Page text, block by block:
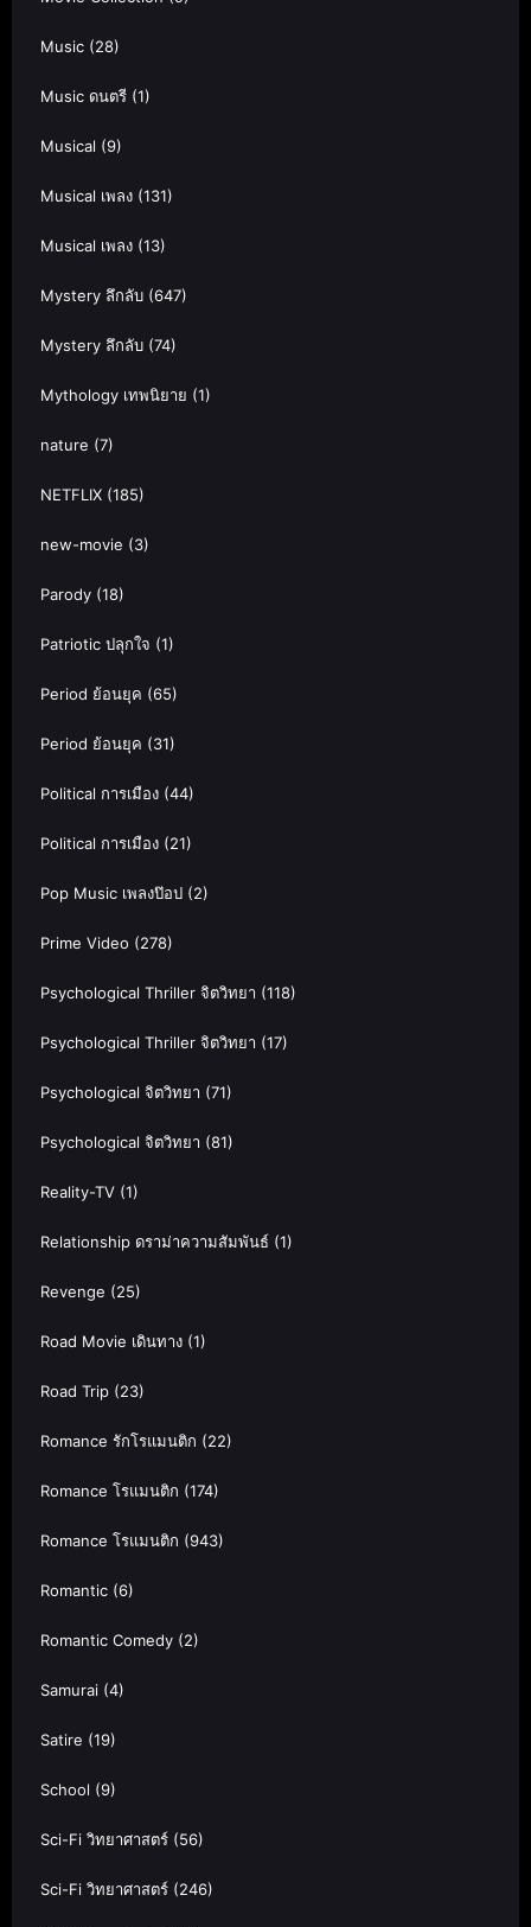
Music (28)
Music ดนตรี (1)
Musical (9)
Musical เพลง (131)
Musical เพลง (13)
Mystery ลึกลับ (647)
Mystery ลึกลับ (74)
Mythology เทพนิยาย (1)
nature (7)
NETFLIX (185)
new-movie (3)
Parody (18)
Patriotic ปลุกใจ (1)
Period ย้อนยุค (65)
Period ย้อนยุค (31)
Political การเมือง (44)
Political การเมือง (21)
Pop Music เพลงป๊อป (2)
Prime Video (278)
Psychological Thriller จิตวิทยา (118)
Psychological Thriller จิตวิทยา (17)
Psychological จิตวิทยา (71)
Psychological จิตวิทยา (81)
Reality-TV (1)
Relationship ดราม่าความสัมพันธ์ (1)
Revenge (25)
Road Movie เดินทาง (1)
Road Trip (23)
Romance รักโรแมนติก (22)
Romance โรแมนติก (174)
Romance โรแมนติก (943)
Romantic (6)
Romantic Comedy (2)
Samurai (4)
Satire (19)
School (9)
Sci-Fi วิทยาศาสตร์ (56)
Sci-Fi วิทยาศาสตร์ (246)